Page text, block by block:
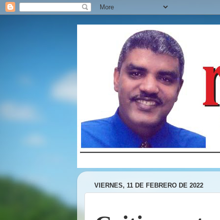
VIERNES, 11 DE FEBRERO DE 2022